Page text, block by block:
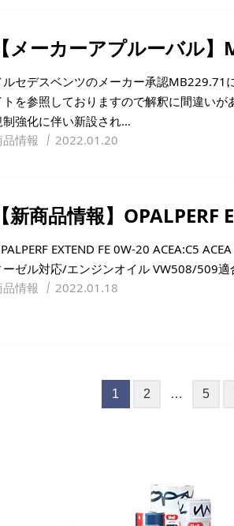
メーカーアプルーバル】
ルセデスベンツのメーカー承認MB229.71
トを参照しておりますので解釈に間違い
制強化に伴い新設され…
品情報
2022.01.20
新商品情報】OPALPERF
EXTEND FE 0W-20 ACEA:C5
ーゼル対応/エンジンオイル VW508/509
品情報
2022.01.18
1 2 … 5